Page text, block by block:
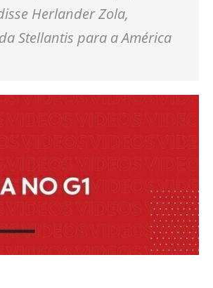
Herlander Zola,
Stellantis para a América